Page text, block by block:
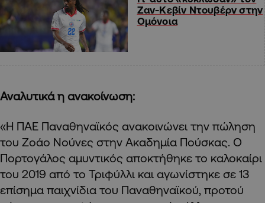
Ζαν-Κεβίν Ντουβέρν στην
Ομόνοια
Αναλυτικά η ανακοίνωση:
«Η ΠΑΕ Παναθηναϊκός ανακοινώνει την πώληση
του Ζοάο Νούνες στην Ακαδημία Πούσκας. Ο
Πορτογάλος αμυντικός αποκτήθηκε το καλοκαίρι
του 2019 από το Τριφύλλι και αγωνίστηκε σε 13
επίσημα παιχνίδια του Παναθηναϊκού, προτού